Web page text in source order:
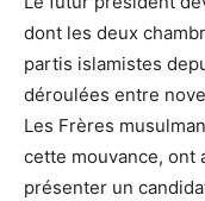
dont les deux
partis islamistes
déroulées entre
Les Frères
cette mouvance, ont
présenter un